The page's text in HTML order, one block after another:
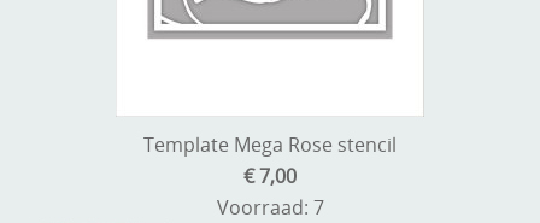
Template Mega Rose stencil
€ 7,00
Voorraad: 7